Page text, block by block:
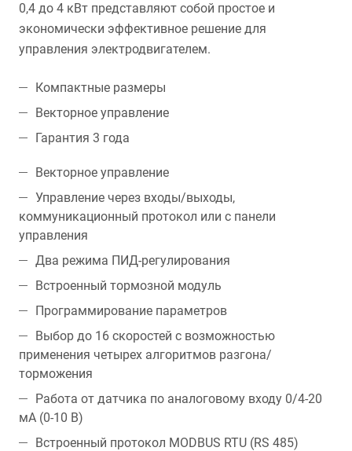
0,4 до 4 кВт представляют собой простое и
экономически эффективное решение для
управления электродвигателем.
Компактные размеры
Векторное управление
Гарантия 3 года
Векторное управление
Управление через входы/выходы,
коммуникационный протокол или с панели
управления
Два режима ПИД-регулирования
Встроенный тормозной модуль
Программирование параметров
Выбор до 16 скоростей с возможностью
применения четырех алгоритмов разгона/
торможения
Работа от датчика по аналоговому входу 0/4-20
мА (0-10 В)
Встроенный протокол MODBUS RTU (RS 485)